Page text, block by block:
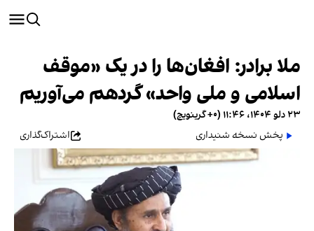
ملا برادر: افغان‌ها را در یک «موقف
اسلامی و ملی واحد» گردهم می‌آوریم
۲۳ دلو ۱۴۰۴، ۱۱:۴۶ (‎+۰ گرینویچ)
پخش نسخه شنیداری
اشتراک‌گذاری